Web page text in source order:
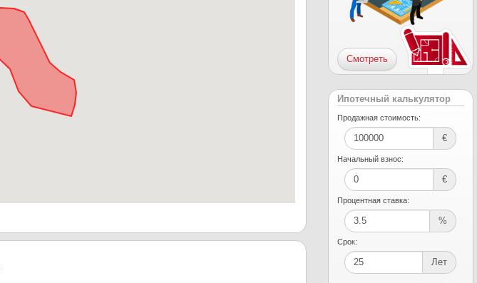
Смотреть
Ипотечный калькулятор
Продажная стоимость:
€
Начальный взнос:
€
Процентная ставка:
%
Срок:
Лет